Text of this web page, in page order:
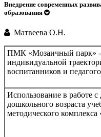
Внедрение современных
образования
Матвеева О.Н.
ПМК «Мозаичный парк» -
индивидуальной
воспитанников и
Использование в работе с
дошкольного возраста
методического